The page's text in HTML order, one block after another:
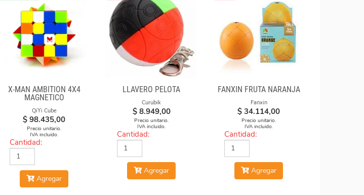
X-MAN AMBITION 4X4
MAGNETICO
QiYi Cube
$ 98.435,00
Precio unitario.
IVA incluido.
Cantidad:
Agregar
LLAVERO PELOTA
Curubik
$ 8.949,00
Precio unitario.
IVA incluido.
Cantidad:
Agregar
FANXIN FRUTA NARANJA
Fanxin
$ 34.114,00
Precio unitario.
IVA incluido.
Cantidad:
Agregar